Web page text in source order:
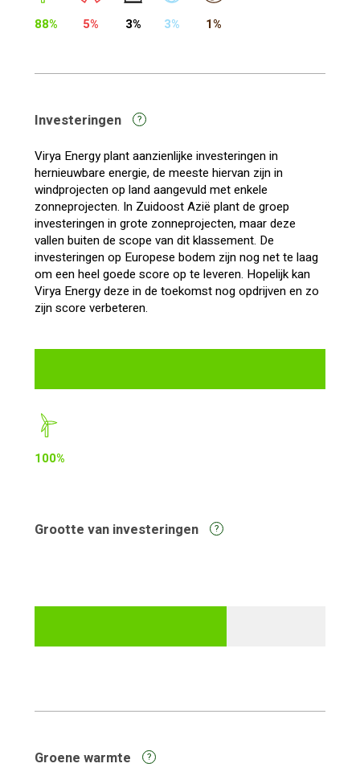
88% 5% 3% 3% 1%
Investeringen ?
100%
Virya Energy plant aanzienlijke investeringen in
hernieuwbare energie, de meeste hiervan zijn in
windprojecten op land aangevuld met enkele
zonneprojecten. In Zuidoost Azië plant de groep
investeringen in grote zonneprojecten, maar deze
vallen buiten de scope van dit klassement. De
investeringen op Europese bodem zijn nog net te laag
om een heel goede score op te leveren. Hopelijk kan
Virya Energy deze in de toekomst nog opdrijven en zo
zijn score verbeteren.
Grootte van investeringen ?
Groene warmte ?